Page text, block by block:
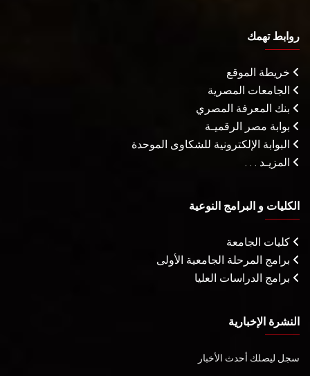
روابط تهمك
خريطة الموقع
الجامعات المصرية
بنك المعرفة المصري
بوابة مصر الرقميـة
البوابة الإلكترونية للشكاوى الموحدة
المزيـد . . .
الكليات و البرامج النوعية
كليات الجامعة
برامج المرحلة الجامعية الأولى
برامج الدراسات العليا
النشرة الإخبارية
سجل ليصلك أحدث الأخبار